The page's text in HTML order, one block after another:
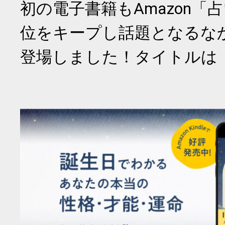
初の電子書籍もAmazon「
位をキープし話題となるな
登場しました！タイトルは